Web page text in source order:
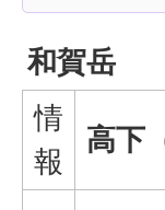
和賀岳
情
報
高下